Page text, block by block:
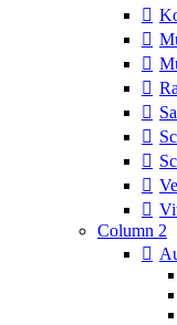
Column 2